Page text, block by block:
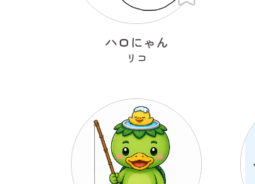
ハロにゃん
リコ